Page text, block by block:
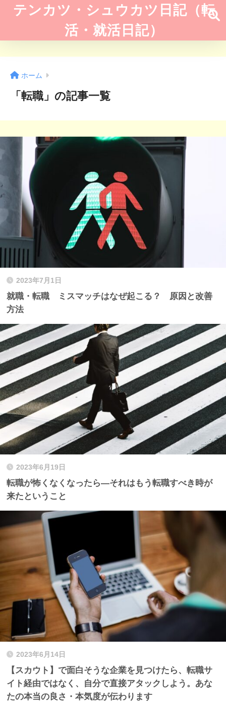
テンカツ・シュウカツ日記（転
活・就活日記）
ホーム
「転職」の記事一覧
2023年7月1日
就職・転職 ミスマッチはなぜ起こる？ 原因と改善
方法
2023年6月19日
転職が怖くなくなったら—それはもう転職すべき時が
来たということ
2023年6月14日
【スカウト】で面白そうな企業を見つけたら、転職サ
イト経由ではなく、自分で直接アタックしよう。あな
たの本当の良さ・本気度が伝わります